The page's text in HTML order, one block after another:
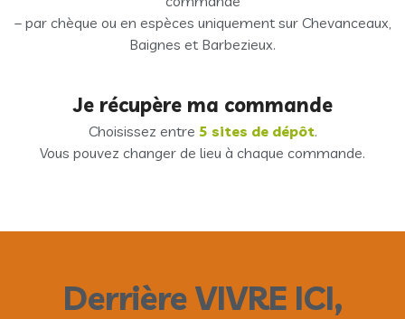
– par chèque ou en espèces uniquement sur Chevanceaux,
Baignes et Barbezieux.
Je récupère ma commande
Choisissez entre 5 sites de dépôt.
Vous pouvez changer de lieu à chaque commande.
Derrière VIVRE ICI,